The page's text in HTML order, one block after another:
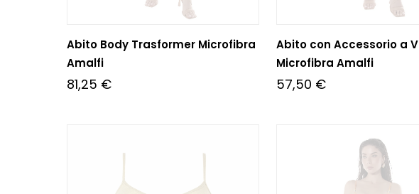
Abito Body Trasformer Microfibra
Amalfi
81,25 €
Abito con Accessorio a V
Microfibra Amalfi
57,50 €